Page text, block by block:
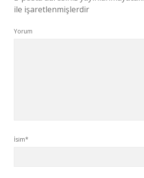
ile işaretlenmişlerdir
Yorum
İsim*